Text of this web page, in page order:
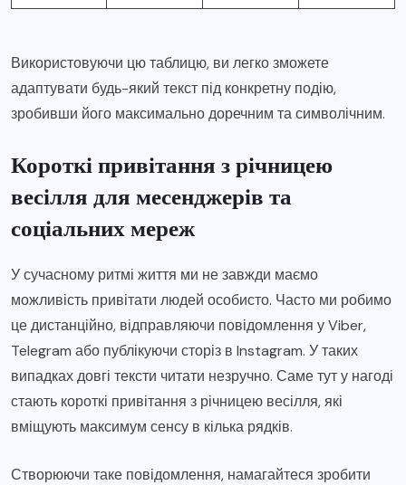
Використовуючи цю таблицю, ви легко зможете
адаптувати будь-який текст під конкретну подію,
зробивши його максимально доречним та символічним.
Короткі привітання з річницею
весілля для месенджерів та
соціальних мереж
У сучасному ритмі життя ми не завжди маємо
можливість привітати людей особисто. Часто ми робимо
це дистанційно, відправляючи повідомлення у Viber,
Telegram або публікуючи сторіз в Instagram. У таких
випадках довгі тексти читати незручно. Саме тут у нагоді
стають короткі привітання з річницею весілля, які
вміщують максимум сенсу в кілька рядків.
Створюючи таке повідомлення, намагайтеся зробити